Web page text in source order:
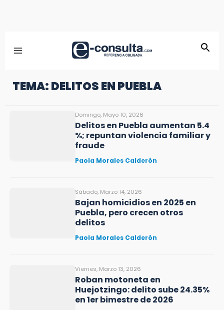
TEMA: DELITOS EN PUEBLA
Domingo, Mayo 10, 2026
Delitos en Puebla aumentan 5.4
%; repuntan violencia familiar y
fraude
Paola Morales Calderón
Sábado, Marzo 14, 2026
Bajan homicidios en 2025 en
Puebla, pero crecen otros
delitos
Paola Morales Calderón
Viernes, Marzo 13, 2026
Roban motoneta en
Huejotzingo: delito sube 24.35%
en 1er bimestre de 2026